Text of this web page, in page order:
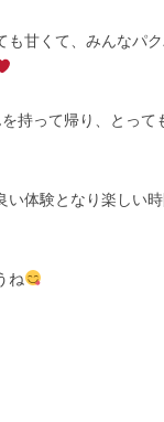
も甘くて、みんなパ
持って帰り、とって
い体験となり楽しい
ね